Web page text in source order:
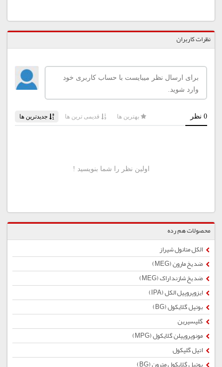
نظرات کاربران
محصولات هم رده
الکل متانول شیراز
ضد یخ مارون (MEG)
ضد یخ شازند اراک (MEG)
ایزوپروپیل الکل (IPA)
بوتیل گلایكول (BG)
گلیسیرین
مونوپروپیلن گلایکول (MPG)
اتیل گلیکول